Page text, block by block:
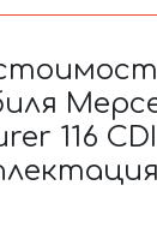
116